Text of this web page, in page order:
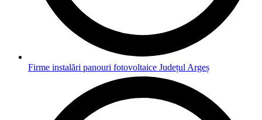
Firme instalări panouri fotovoltaice Județul Argeș